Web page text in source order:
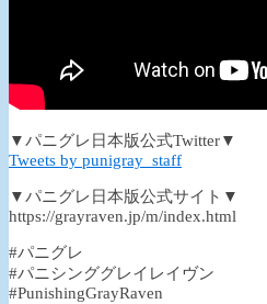
▼パニグレ日本版公式Twitter▼
Tweets by punigray_staff
▼パニグレ日本版公式サイト▼
https://grayraven.jp/m/index.html
#パニグレ
#パニシンググレイレイヴン
#PunishingGrayRaven